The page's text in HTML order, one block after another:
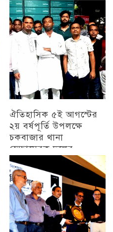
ঐতিহাসিক ৫ই আগস্টের
২য় বর্ষপূর্তি উপলক্ষে
চকবাজার থানা
স্বেচ্ছাসেবক দলের
প্রামাণ্যচিত্র প্রদর্শন ও
বিজয় মিছিল
চট্টগ্রাম